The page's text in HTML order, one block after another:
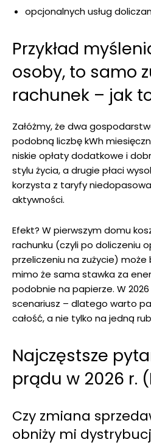
opcjonalnych usług
Przykład
osoby, to samo
rachunek – jak
Załóżmy, że dwa
podobną liczbę kWh
niskie opłaty dodatkowe i
stylu życia, a drugie płaci
korzysta z taryfy
aktywności.
Efekt? W pierwszym domu
rachunku (czyli po doliczeniu
przeliczeniu na zużycie) może
mimo że sama stawka za
podobnie na papierze. W
scenariusz – dlatego warto
całość, a nie tylko na jedną
Najczęstsze
prądu w 2026 r.
Czy zmiana
obniży mi